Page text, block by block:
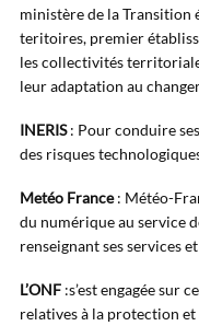
ministère de la Transition
teritoires, premier
les collectivités
leur adaptation au
INERIS: Pour conduire
des risques
Metéo France: Météo-
du numérique au service
renseignant ses services
L’ONF :s’est engagée sur
relatives à la protection